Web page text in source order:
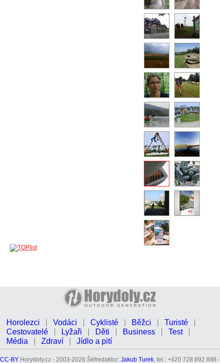
Horolezci Vodáci Cyklisté Běžci
Turisté
Cestovatelé
Lyžaři Děti Business
Test
Média
Zdraví Jídlo a pití
CC-BY Horydoly.cz - 2003-2026 Šéfredaktor: Jakub Turek, tel.: +420 728 892 898 -